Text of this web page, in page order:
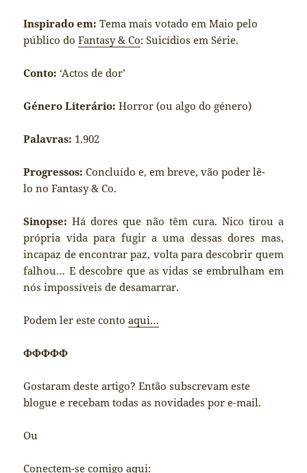
Inspirado em: Tema mais votado em Maio pelo
público doFantasy & Co: Suicídios em Série.
Conto: ‘Actos de dor’
Género Literário: Horror (ou algo do género)
Palavras: 1.902
Progressos: Concluído e, em breve, vão poder lê-
lo no Fantasy & Co.
Sinopse: Há dores que não têm cura. Nico tirou a
própria vida para fugir a uma dessas dores mas,
incapaz de encontrar paz, volta para descobrir quem
falhou… E descobre que as vidas se embrulham em
nós impossíveis de desamarrar.
Podem ler este contoaqui…
ΦΦΦΦΦ
Gostaram deste artigo? Então subscrevam este
blogue e recebam todas as novidades por e-mail.
Ou
Conectem-se comigo aqui: